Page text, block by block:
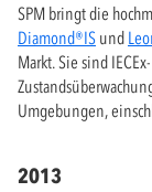
SPM bringt die
Diamond®IS und
Markt. Sie sind
Umgebungen,
2013